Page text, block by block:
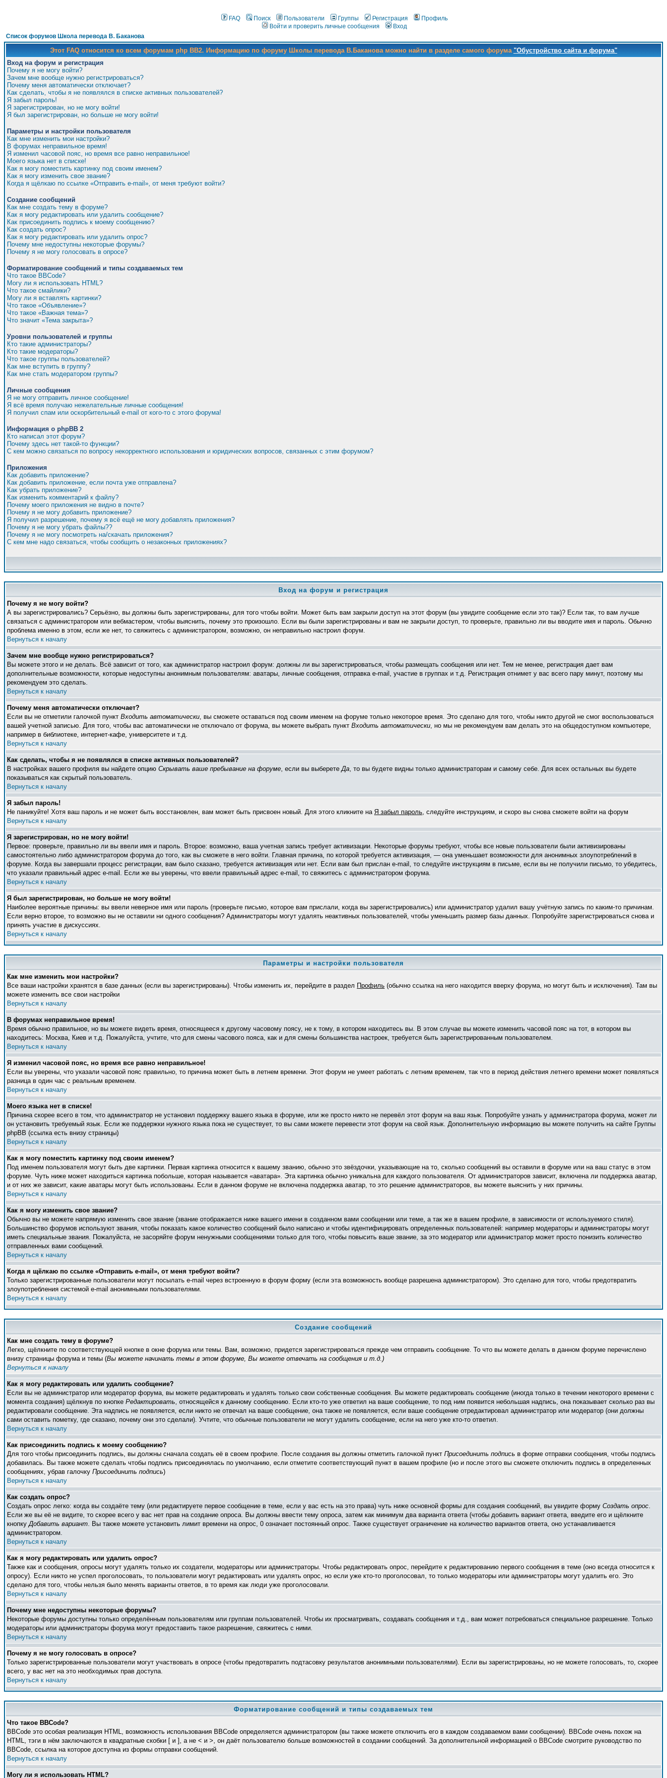
FAQ Поиск Пользователи Группы Регистрация
Профиль
Войти и проверить личные сообщения
Вход
Список форумов Школа перевода В. Баканова
Этот FAQ относится ко всем форумам php BB2. Информацию по форуму Школы перевода В.Баканова можно найти в разделе самого форума "Обустройство сайта и форума"
Вход на форум и регистрация
Почему я не могу войти?
Зачем мне вообще нужно регистрироваться?
Почему меня автоматически отключает?
Как сделать, чтобы я не появлялся в списке активных пользователей?
Я забыл пароль!
Я зарегистрирован, но не могу войти!
Я был зарегистрирован, но больше не могу войти!
Параметры и настройки пользователя
Как мне изменить мои настройки?
В форумах неправильное время!
Я изменил часовой пояс, но время все равно неправильное!
Моего языка нет в списке!
Как я могу поместить картинку под своим именем?
Как я могу изменить свое звание?
Когда я щёлкаю по ссылке «Отправить e-mail», от меня требуют войти?
Создание сообщений
Как мне создать тему в форуме?
Как я могу редактировать или удалить сообщение?
Как присоединить подпись к моему сообщению?
Как создать опрос?
Как я могу редактировать или удалить опрос?
Почему мне недоступны некоторые форумы?
Почему я не могу голосовать в опросе?
Форматирование сообщений и типы создаваемых тем
Что такое BBCode?
Могу ли я использовать HTML?
Что такое смайлики?
Могу ли я вставлять картинки?
Что такое «Объявление»?
Что такое «Важная тема»?
Что значит «Тема закрыта»?
Уровни пользователей и группы
Кто такие администраторы?
Кто такие модераторы?
Что такое группы пользователей?
Как мне вступить в группу?
Как мне стать модератором группы?
Личные сообщения
Я не могу отправить личное сообщение!
Я всё время получаю нежелательные личные сообщения!
Я получил спам или оскорбительный e-mail от кого-то с этого форума!
Информация о phpBB 2
Кто написал этот форум?
Почему здесь нет такой-то функции?
С кем можно связаться по вопросу некорректного использования и юридических вопросов, связанных с этим форумом?
Приложения
Как добавить приложение?
Как добавить приложение, если почта уже отправлена?
Как убрать приложение?
Как изменить комментарий к файлу?
Почему моего приложения не видно в почте?
Почему я не могу добавить приложение?
Я получил разрешение, почему я всё ещё не могу добавлять приложения?
Почему я не могу убрать файлы??
Почему я не могу посмотреть на/скачать приложения?
С кем мне надо связаться, чтобы сообщить о незаконных приложениях?
Вход на форум и регистрация
Почему я не могу войти?
А вы зарегистрировались? Серьёзно, вы должны быть зарегистрированы, для того чтобы войти. Может быть вам закрыли доступ на этот форум (вы увидите сообщение если это так)? Если так, то вам лучше
связаться с администратором или вебмастером, чтобы выяснить, почему это произошло. Если вы были зарегистрированы и вам не закрыли доступ, то проверьте, правильно ли вы вводите имя и пароль. Обычно
проблема именно в этом, если же нет, то свяжитесь с администратором, возможно, он неправильно настроил форум.
Вернуться к началу
Зачем мне вообще нужно регистрироваться?
Вы можете этого и не делать. Всё зависит от того, как администратор настроил форум: должны ли вы зарегистрироваться, чтобы размещать сообщения или нет. Тем не менее, регистрация дает вам
дополнительные возможности, которые недоступны анонимным пользователям: аватары, личные сообщения, отправка e-mail, участие в группах и т.д. Регистрация отнимет у вас всего пару минут, поэтому мы
рекомендуем это сделать.
Вернуться к началу
Почему меня автоматически отключает?
Если вы не отметили галочкой пункт Входить автоматически, вы сможете оставаться под своим именем на форуме только некоторое время. Это сделано для того, чтобы никто другой не смог воспользоваться
вашей учетной записью. Для того, чтобы вас автоматически не отключало от форума, вы можете выбрать пункт Входить автоматически, но мы не рекомендуем вам делать это на общедоступном компьютере,
например в библиотеке, интернет-кафе, университете и т.д.
Вернуться к началу
Как сделать, чтобы я не появлялся в списке активных пользователей?
В настройках вашего профиля вы найдете опцию Скрывать ваше пребывание на форуме, если вы выберетеДа, то вы будете видны только администраторам и самому себе. Для всех остальных вы будете
показываться как скрытый пользователь.
Вернуться к началу
Я забыл пароль!
Не паникуйте! Хотя ваш пароль и не может быть восстановлен, вам может быть присвоен новый. Для этого кликните на Я забыл пароль, следуйте инструкциям, и скоро вы снова сможете войти на форум
Вернуться к началу
Я зарегистрирован, но не могу войти!
Первое: проверьте, правильно ли вы ввели имя и пароль. Второе: возможно, ваша учетная запись требует активизации. Некоторые форумы требуют, чтобы все новые пользователи были активизированы
самостоятельно либо администратором форума до того, как вы сможете в него войти. Главная причина, по которой требуется активизация, — она уменьшает возможности для анонимных злоупотреблений в
форуме. Когда вы завершали процесс регистрации, вам было сказано, требуется активизация или нет. Если вам был прислан e-mail, то следуйте инструкциям в письме, если вы не получили письмо, то убедитесь,
что указали правильный адрес e-mail. Если же вы уверены, что ввели правильный адрес e-mail, то свяжитесь с администратором форума.
Вернуться к началу
Я был зарегистрирован, но больше не могу войти!
Наиболее вероятные причины: вы ввели неверное имя или пароль (проверьте письмо, которое вам прислали, когда вы зарегистрировались) или администратор удалил вашу учётную запись по каким-то причинам.
Если верно второе, то возможно вы не оставили ни одного сообщения? Администраторы могут удалять неактивных пользователей, чтобы уменьшить размер базы данных. Попробуйте зарегистрироваться снова и
принять участие в дискуссиях.
Вернуться к началу
Параметры и настройки пользователя
Как мне изменить мои настройки?
Все ваши настройки хранятся в базе данных (если вы зарегистрированы). Чтобы изменить их, перейдите в раздел Профиль (обычно ссылка на него находится вверху форума, но могут быть и исключения). Там вы
можете изменить все свои настройки
Вернуться к началу
В форумах неправильное время!
Время обычно правильное, но вы можете видеть время, относящееся к другому часовому поясу, не к тому, в котором находитесь вы. В этом случае вы можете изменить часовой пояс на тот, в котором вы
находитесь: Москва, Киев и т.д. Пожалуйста, учтите, что для смены часового пояса, как и для смены большинства настроек, требуется быть зарегистрированным пользователем.
Вернуться к началу
Я изменил часовой пояс, но время все равно неправильное!
Если вы уверены, что указали часовой пояс правильно, то причина может быть в летнем времени. Этот форум не умеет работать с летним временем, так что в период действия летнего времени может появляться
разница в один час с реальным временем.
Вернуться к началу
Моего языка нет в списке!
Причина скорее всего в том, что администратор не установил поддержку вашего языка в форуме, или же просто никто не перевёл этот форум на ваш язык. Попробуйте узнать у администратора форума, может ли
он установить требуемый язык. Если же поддержки нужного языка пока не существует, то вы сами можете перевести этот форум на свой язык. Дополнительную информацию вы можете получить на сайте Группы
phpBB (ссылка есть внизу страницы)
Вернуться к началу
Как я могу поместить картинку под своим именем?
Под именем пользователя могут быть две картинки. Первая картинка относится к вашему званию, обычно это звёздочки, указывающие на то, сколько сообщений вы оставили в форуме или на ваш статус в этом
форуме. Чуть ниже может находиться картинка побольше, которая называется «аватара». Эта картинка обычно уникальна для каждого пользователя. От администраторов зависит, включена ли поддержка аватар,
и от них же зависит, какие аватары могут быть использованы. Если в данном форуме не включена поддержка аватар, то это решение администраторов, вы можете выяснить у них причины.
Вернуться к началу
Как я могу изменить свое звание?
Обычно вы не можете напрямую изменить свое звание (звание отображается ниже вашего имени в созданном вами сообщении или теме, а так же в вашем профиле, в зависимости от используемого стиля).
Большинство форумов используют звания, чтобы показать какое количество сообщений было написано и чтобы идентифицировать определенных пользователей: например модераторы и администраторы могут
иметь специальные звания. Пожалуйста, не засоряйте форум ненужными сообщениями только для того, чтобы повысить ваше звание, за это модератор или администратор может просто понизить количество
отправленных вами сообщений.
Вернуться к началу
Когда я щёлкаю по ссылке «Отправить e-mail», от меня требуют войти?
Только зарегистрированные пользователи могут посылать e-mail через встроенную в форум форму (если эта возможность вообще разрешена администратором). Это сделано для того, чтобы предотвратить
злоупотребления системой e-mail анонимными пользователями.
Вернуться к началу
Создание сообщений
Как мне создать тему в форуме?
Легко, щёлкните по соответствующей кнопке в окне форума или темы. Вам, возможно, придется зарегистрироваться прежде чем отправить сообщение. То что вы можете делать в данном форуме перечислено
внизу страницы форума и темы (Вы можете начинать темы в этом форуме, Вы можете отвечать на сообщения и т.д. )
Вернуться к началу
Как я могу редактировать или удалить сообщение?
Если вы не администратор или модератор форума, вы можете редактировать и удалять только свои собственные сообщения. Вы можете редактировать сообщение (иногда только в течении некоторого времени с
момента создания) щёлкнув по кнопке Редактировать, относящейся к данному сообщению. Если кто-то уже ответил на ваше сообщение, то под ним появится небольшая надпись, она показывает сколько раз вы
редактировали сообщение. Эта надпись не появляется, если никто не отвечал на ваше сообщение, она также не появляется, если ваше сообщение отредактировал администратор или модератор (они должны
сами оставить пометку, где сказано, почему они это сделали). Учтите, что обычные пользователи не могут удалить сообщение, если на него уже кто-то ответил.
Вернуться к началу
Как присоединить подпись к моему сообщению?
Для того чтобы присоединить подпись, вы должны сначала создать её в своем профиле. После создания вы должны отметить галочкой пункт Присоединить подпись в форме отправки сообщения, чтобы подпись
добавилась. Вы также можете сделать чтобы подпись присоединялась по умолчанию, если отметите соответствующий пункт в вашем профиле (но и после этого вы сможете отключить подпись в определенных
сообщениях, убрав галочку Присоединить подпись)
Вернуться к началу
Как создать опрос?
Создать опрос легко: когда вы создаёте тему (или редактируете первое сообщение в теме, если у вас есть на это права) чуть ниже основной формы для создания сообщений, вы увидите форму Создать опрос.
Если же вы её не видите, то скорее всего у вас нет прав на создание опроса. Вы должны ввести тему опроса, затем как минимум два варианта ответа (чтобы добавить вариант ответа, введите его и щёлкните
кнопкуДобавить вариант. Вы также можете установить лимит времени на опрос, 0 означает постоянный опрос. Также существует ограничение на количество вариантов ответа, оно устанавливается
администратором.
Вернуться к началу
Как я могу редактировать или удалить опрос?
Также как и сообщения, опросы могут удалять только их создатели, модераторы или администраторы. Чтобы редактировать опрос, перейдите к редактированию первого сообщения в теме (оно всегда относится к
опросу). Если никто не успел проголосовать, то пользователи могут редактировать или удалять опрос, но если уже кто-то проголосовал, то только модераторы или администраторы могут удалить его. Это
сделано для того, чтобы нельзя было менять варианты ответов, в то время как люди уже проголосовали.
Вернуться к началу
Почему мне недоступны некоторые форумы?
Некоторые форумы доступны только определённым пользователям или группам пользователей. Чтобы их просматривать, создавать сообщения и т.д., вам может потребоваться специальное разрешение. Только
модераторы или администраторы форума могут предоставить такое разрешение, свяжитесь с ними.
Вернуться к началу
Почему я не могу голосовать в опросе?
Только зарегистрированные пользователи могут участвовать в опросе (чтобы предотвратить подтасовку результатов анонимными пользователями). Если вы зарегистрированы, но не можете голосовать, то, скорее
всего, у вас нет на это необходимых прав доступа.
Вернуться к началу
Форматирование сообщений и типы создаваемых тем
Что такое BBCode?
BBCode это особая реализация HTML, возможность использования BBCode определяется администратором (вы также можете отключить его в каждом создаваемом вами сообщении). BBCode очень похож на
HTML, тэги в нём заключаются в квадратные скобки [ и ], а не < и >, он даёт пользователю больше возможностей в создании сообщений. За дополнительной информацией о BBCode смотрите руководство по
BBCode, ссылка на которое доступна из формы отправки сообщений.
Вернуться к началу
Могу ли я использовать HTML?